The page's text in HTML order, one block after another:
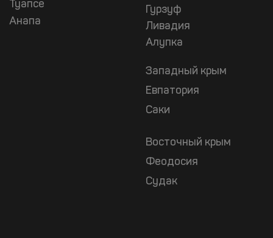
Туапсе
Анапа
Гурзуф
Ливадия
Алупка
Западный крым
Евпатория
Саки
Восточный крым
Феодосия
Судак